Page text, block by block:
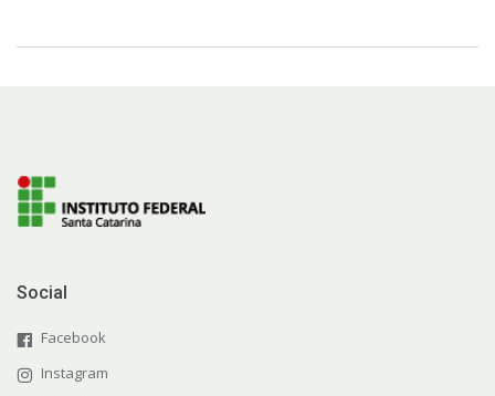
Social
Facebook
Instagram